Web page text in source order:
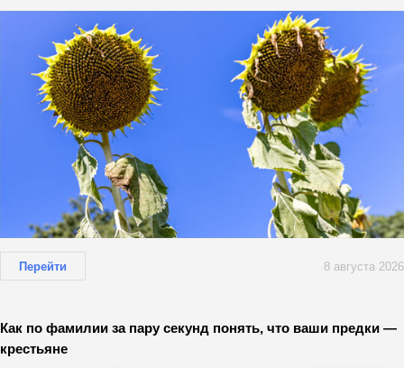
Перейти 8 августа 2026
Как по фамилии за пару секунд понять, что ваши предки —
крестьяне